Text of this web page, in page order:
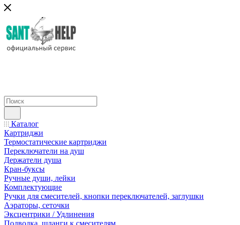
Каталог
Картриджи
Термостатические картриджи
Переключатели на душ
Держатели душа
Кран-буксы
Ручные души, лейки
Комплектующие
Ручки для смесителей, кнопки переключателей, заглушки
Аэраторы, сеточки
Эксцентрики / Удлинения
Подводка, шланги к смесителям